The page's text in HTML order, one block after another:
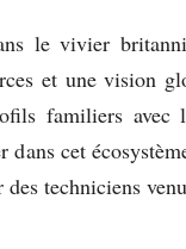
le vivier
et une vision
familiers
dans cet
techniciens